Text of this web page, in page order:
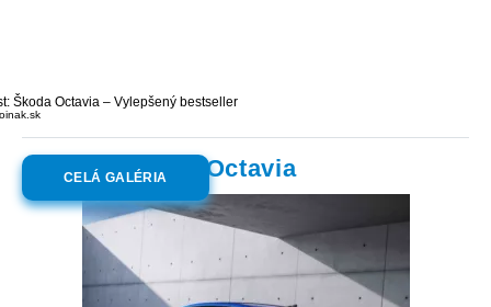
Škoda Octavia – Vylepšený bestseller
Galéria:Škoda Octavia
CELÁ GALÉRIA